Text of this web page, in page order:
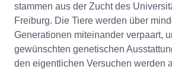
stammen aus der Zucht des
Freiburg. Die Tiere werden über
Generationen miteinander verpaart,
gewünschten genetischen
den eigentlichen Versuchen werden